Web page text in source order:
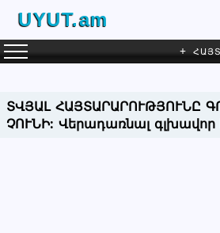
UYUT.am
+
ՏՎՅԱԼ ՀԱՅՏԱՐԱՐՈՒԹՅՈՒՆԸ
ՉՈՒՆԻ: Վերադառնալ գլխավոր